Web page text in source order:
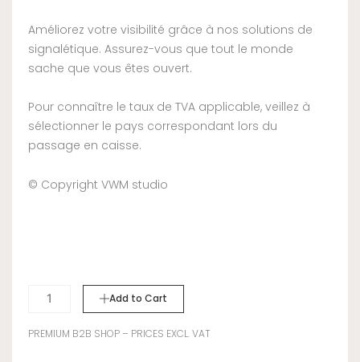
Améliorez votre visibilité grâce à nos solutions de
signalétique. Assurez-vous que tout le monde
sache que vous êtes ouvert.
Pour connaître le taux de TVA applicable, veillez à
sélectionner le pays correspondant lors du
passage en caisse.
© Copyright VWM studio
quantité
SIDEWALK
Add to Cart
PREMIUM B2B SHOP – PRICES EXCL. VAT